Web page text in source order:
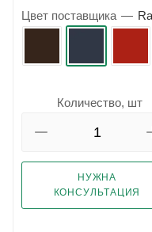
Цвет поставщика —
Количество, шт
НУЖНА
КОНСУЛЬТАЦИЯ